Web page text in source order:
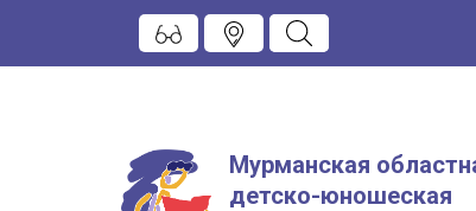
Мурманская
детско-юношеская